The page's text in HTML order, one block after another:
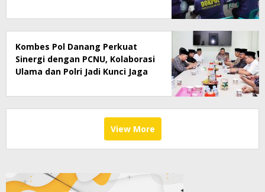
Kombes Pol Danang Perkuat
Sinergi dengan PCNU, Kolaborasi
Ulama dan Polri Jadi Kunci Jaga
View More